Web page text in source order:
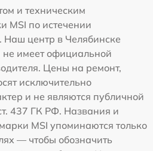
и техническим
MSI по истечении
Наш центр в Челябинске
не имеет официальной
Цены на ремонт,
исключительно
и не являются публичной
437 ГК РФ. Названия и
MSI упоминаются только
— чтобы обозначить